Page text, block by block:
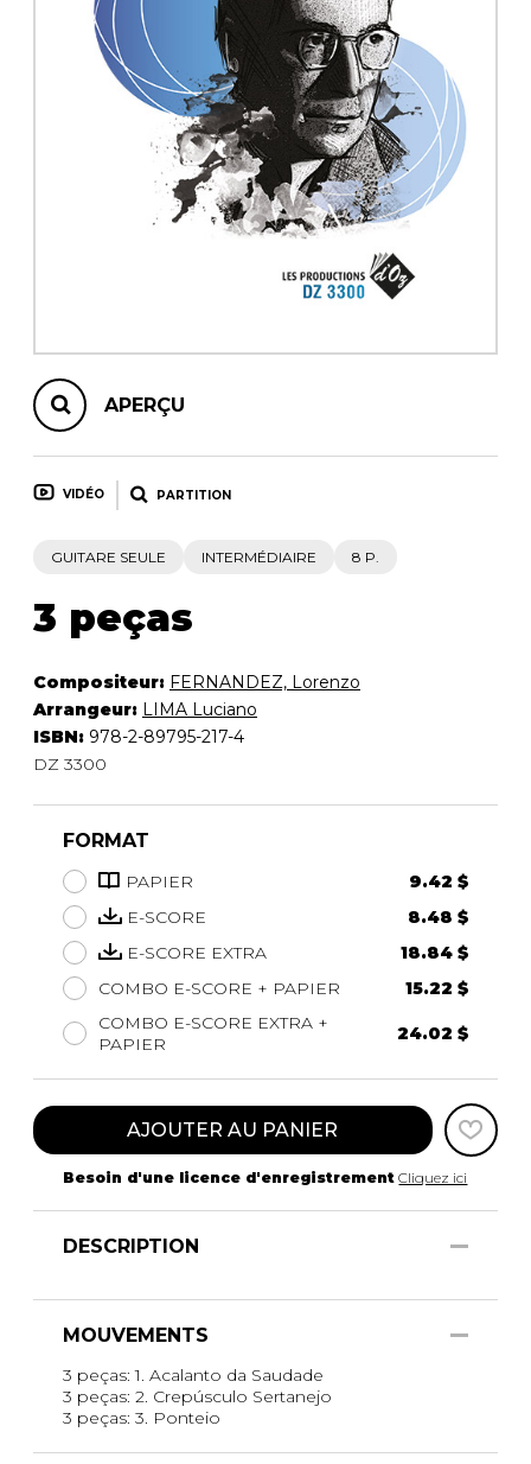
AUTRES PRODUITS
APERÇU
VIDÉO PARTITION
GUITARE SEULE INTERMÉDIAIRE 8 P.
3 peças
Compositeur: FERNANDEZ, Lorenzo
Arrangeur: LIMA Luciano
ISBN: 978-2-89795-217-4
DZ 3300
FORMAT
PAPIER
9.42 $
E-SCORE
8.48 $
E-SCORE EXTRA
18.84 $
COMBO E-SCORE + PAPIER
15.22 $
COMBO E-SCORE EXTRA +
PAPIER
24.02 $
AJOUTER AU PANIER
Besoin d'une licence d'enregistrement Cliquez ici
DESCRIPTION
MOUVEMENTS
3 peças: 1. Acalanto da Saudade
3 peças: 2. Crepúsculo Sertanejo
3 peças: 3. Ponteio